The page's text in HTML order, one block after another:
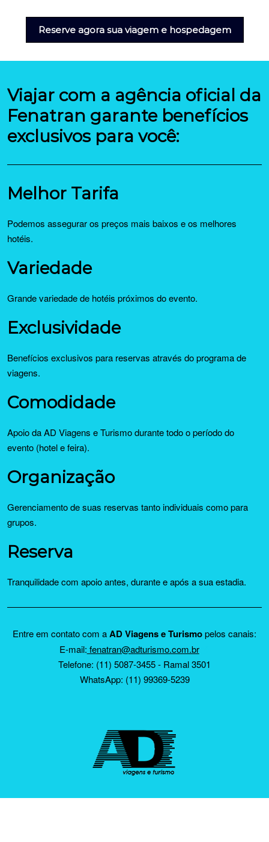
Reserve agora sua viagem e hospedagem
Viajar com a agência oficial da
Fenatran garante benefícios
exclusivos para você:
Melhor Tarifa
Podemos assegurar os preços mais baixos e os melhores
hotéis.
Variedade
Grande variedade de hotéis próximos do evento.
Exclusividade
Benefícios exclusivos para reservas através do programa de
viagens.
Comodidade
Apoio da AD Viagens e Turismo durante todo o período do
evento (hotel e feira).
Organização
Gerenciamento de suas reservas tanto individuais como para
grupos.
Reserva
Tranquilidade com apoio antes, durante e após a sua estadia.
Entre em contato com aAD Viagens e Turismopelos canais:
E-mail: fenatran@adturismo.com.br
Telefone: (11) 5087-3455 - Ramal 3501
WhatsApp: (11) 99369-5239